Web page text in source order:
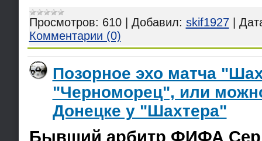
Просмотров: 610 Добавил: skif1927
Комментарии (0)
Позорное эхо матча
"Черноморец", или
Донецке у "Шахтера"
Бывший арбитр ФИФА